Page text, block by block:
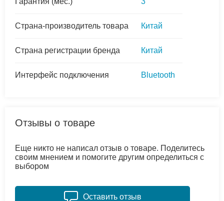
Страна-производитель товара Китай
Страна регистрации бренда Китай
Интерфейс подключения Bluetooth
Отзывы о товаре
Еще никто не написал отзыв о товаре. Поделитесь
своим мнением и помогите другим определиться с
выбором
Оставить отзыв